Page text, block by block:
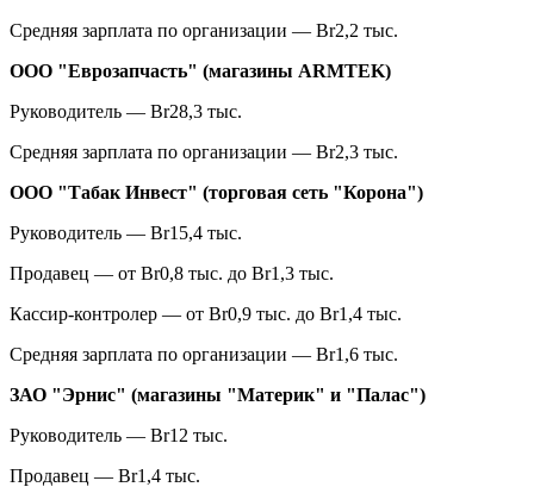
Средняя зарплата по организации — Br2,2 тыс.
ООО "Еврозапчасть" (магазины ARMTEK)
Руководитель — Br28,3 тыс.
Средняя зарплата по организации — Br2,3 тыс.
ООО "Табак Инвест" (торговая сеть "Корона")
Руководитель — Br15,4 тыс.
Продавец — от Br0,8 тыс. до Br1,3 тыс.
Кассир-контролер — от Br0,9 тыс. до Br1,4 тыс.
Средняя зарплата по организации — Br1,6 тыс.
ЗАО "Эрнис" (магазины "Материк" и "Палас")
Руководитель — Br12 тыс.
Продавец — Br1,4 тыс.